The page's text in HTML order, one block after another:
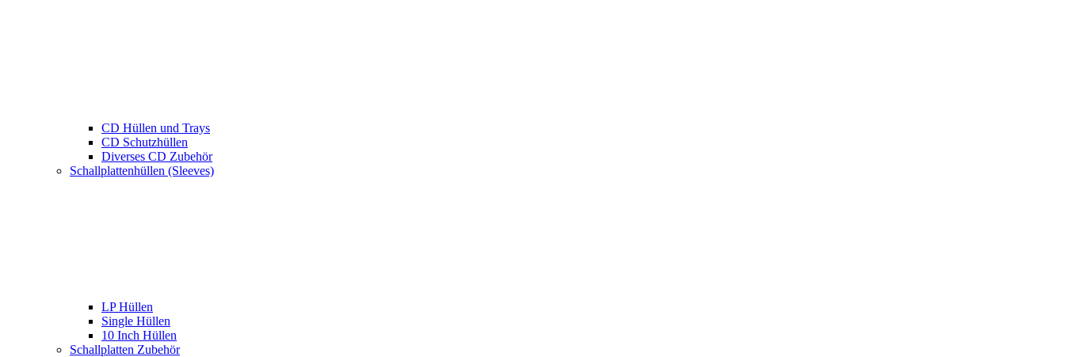
CD Hüllen und Trays
CD Schutzhüllen
Diverses CD Zubehör
Schallplattenhüllen (Sleeves)
LP Hüllen
Single Hüllen
10 Inch Hüllen
Schallplatten Zubehör